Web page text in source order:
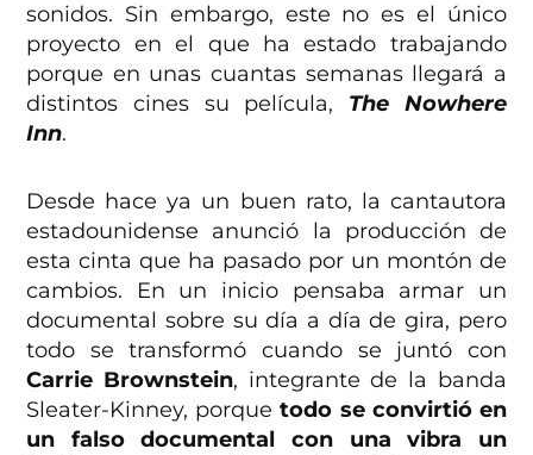
sonidos. Sin embargo, este no es el único
proyecto en el que ha estado trabajando
porque en unas cuantas semanas llegará a
distintos cines su película, The Nowhere
Inn.
Desde hace ya un buen rato, la cantautora
estadounidense anunció la producción de
esta cinta que ha pasado por un montón de
cambios. En un inicio pensaba armar un
documental sobre su día a día de gira, pero
todo se transformó cuando se juntó con
Carrie Brownstein, integrante de la banda
Sleater-Kinney, porque todo se convirtió en
un falso documental con una vibra un